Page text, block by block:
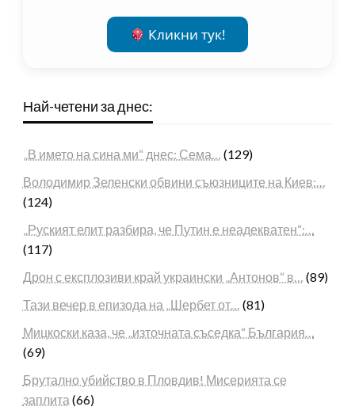
Кликни тук!
Най-четени за днес:
„В името на сина ми“ днес: Сема… (129)
Володимир Зеленски обвини съюзниците на Киев:…
(124)
„Руският елит разбира, че Путин е неадекватен“:…
(117)
Дрон с експлозиви край украински „Антонов“ в… (89)
Тази вечер в епизода на „Шербет от… (81)
Мицкоски каза, че „източната съседка“ България…
(69)
Брутално убийство в Пловдив! Мисерията се
заплита (66)